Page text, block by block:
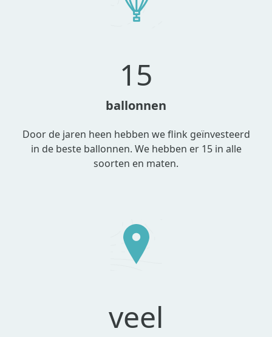
15
ballonnen
Door de jaren heen hebben we flink geïnvesteerd
in de beste ballonnen. We hebben er 15 in alle
soorten en maten.
veel